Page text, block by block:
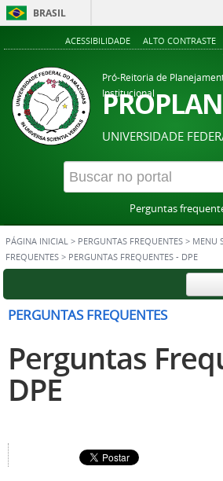
BRASIL
ACESSIBILIDADE ALTO CONTRASTE
Pró-Reitoria de
Institucional
PROPLAN
UNIVERSIDADE
Perguntas
PÁGINA INICIAL > PERGUNTAS FREQUENTES > MENU
FREQUENTES > PERGUNTAS FREQUENTES - DPE
PERGUNTAS FREQUENTES
Perguntas
DPE